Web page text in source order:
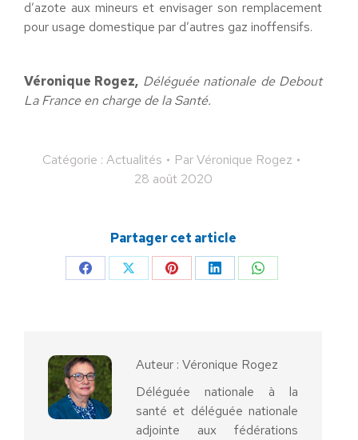
d’azote aux mineurs et envisager son remplacement
pour usage domestique par d’autres gaz inoffensifs.
Véronique Rogez, Déléguée nationale de Debout
La France en charge de la Santé.
Catégorie : Actualités ParVéronique Rogez
28 août 2020
Partager cet article
PartagerPartagerPartagerPartagerPartager
Auteur : Véronique Rogez
Déléguée nationale à la
santé et déléguée nationale
adjointe aux fédérations